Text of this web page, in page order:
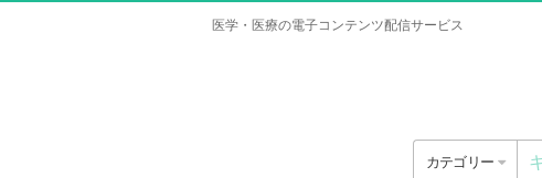
医学・医療の電子コンテンツ配信サービス
カテゴリー